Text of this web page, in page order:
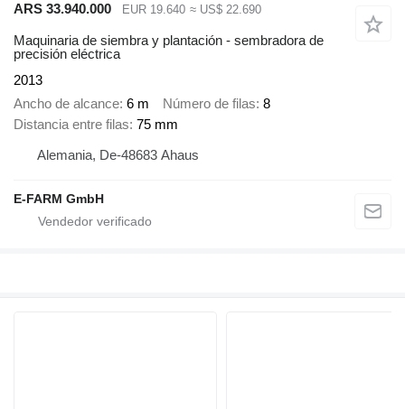
ARS 33.940.000
EUR 19.640 ≈ US$ 22.690
Maquinaria de siembra y plantación - sembradora de
precisión eléctrica
2013
Ancho de alcance 6 m Número de filas 8
Distancia entre filas 75 mm
Alemania, De-48683 Ahaus
E-FARM GmbH